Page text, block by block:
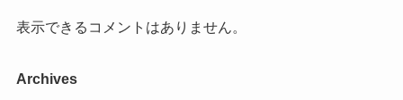
表示できるコメントはありません。
Archives